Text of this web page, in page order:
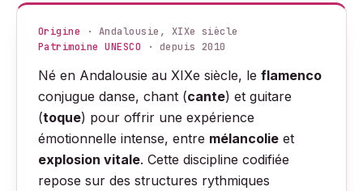
Origine · Andalousie, XIXe siècle
Patrimoine UNESCO · depuis 2010
Né en Andalousie au XIXe siècle, le flamenco
conjugue danse, chant (cante) et guitare
(toque) pour offrir une expérience
émotionnelle intense, entre mélancolie et
explosion vitale. Cette discipline codifiée
repose sur des structures rythmiques